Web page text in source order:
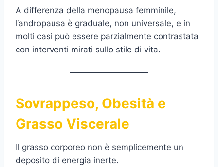
A differenza della menopausa femminile,
l’andropausa è graduale, non universale, e in
molti casi può essere parzialmente contrastata
con interventi mirati sullo stile di vita.
Sovrappeso, Obesità e
Grasso Viscerale
Il grasso corporeo non è semplicemente un
deposito di energia inerte.